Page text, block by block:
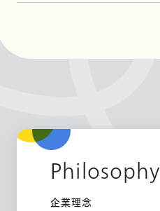
Philosophy
企業理念